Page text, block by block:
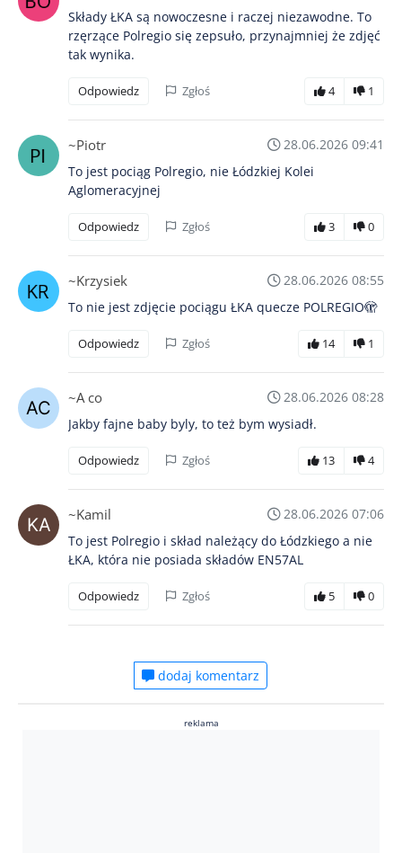
Składy ŁKA są nowoczesne i raczej niezawodne. To
rzęrzące Polregio się zepsuło, przynajmniej że zdjęć
tak wynika.
Odpowiedz Zgłoś 4 1
~Piotr
28.06.2026 09:41
To jest pociąg Polregio, nie Łódzkiej Kolei
Aglomeracyjnej
Odpowiedz Zgłoś 3 0
~Krzysiek
28.06.2026 08:55
To nie jest zdjęcie pociągu ŁKA quecze POLREGIO🫣
Odpowiedz Zgłoś 14 1
~A co
28.06.2026 08:28
Jakby fajne baby byly, to też bym wysiadł.
Odpowiedz Zgłoś 13 4
~Kamil
28.06.2026 07:06
To jest Polregio i skład należący do Łódzkiego a nie
ŁKA, która nie posiada składów EN57AL
Odpowiedz Zgłoś 5 0
dodaj komentarz
reklama